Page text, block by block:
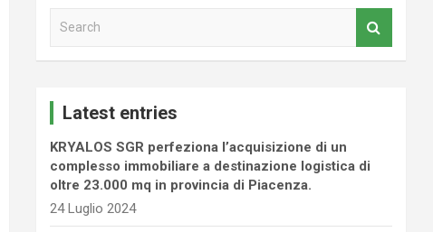
Latest entries
KRYALOS SGR perfeziona l’acquisizione di un
complesso immobiliare a destinazione logistica di
oltre 23.000 mq in provincia di Piacenza.
24 Luglio 2024